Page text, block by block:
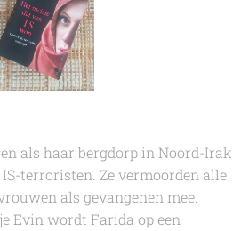
als haar bergdorp in Noord-Irak
terroristen. Ze vermoorden alle
als gevangenen mee.
Evin wordt Farida op een